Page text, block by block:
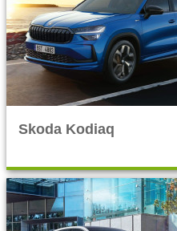
Skoda Kodiaq